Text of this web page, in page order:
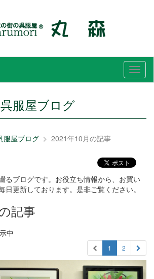
メ
ニ
服屋ブログ
服屋ブログ 2021年10月の記事
るブログです。お役立ち情報から、お買い
日更新しております。是非ご覧ください。
記事
中
1 2